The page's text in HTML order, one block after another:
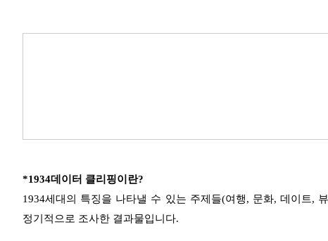
*1934데이터 클리핑이란?
1934세대의 특징을 나타낼 수 있는 주제들(여행, 문화, 데이트,
정기적으로 조사한 결과물입니다.